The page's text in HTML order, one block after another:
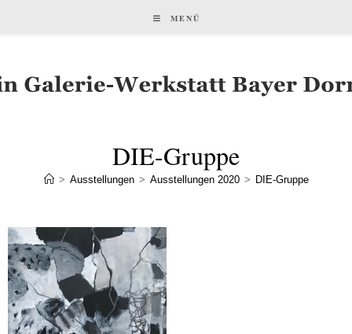
MENÜ
DIE-Gruppe
> Ausstellungen > Ausstellungen 2020 > DIE-Gruppe